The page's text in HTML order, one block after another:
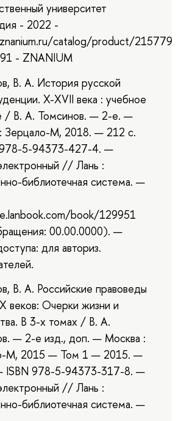
университет
- 2022 -
catalog/product/2157791
- ZNANIUM
В. А. История русской
X-XVII века : учебное
/ В. А. Томсинов. — 2-е. —
Зерцало-М, 2018. — 212 с.
5-94373-427-4. —
// Лань :
библиотечная система. —
book/129951
00.00.0000). —
для авториз.
В. А. Российские правоведы
веков: Очерки жизни и
В 3-х томах / В. А.
— 2-е изд., доп. — Москва :
М, 2015 — Том 1 — 2015. —
ISBN 978-5-94373-317-8. —
// Лань :
библиотечная система. —